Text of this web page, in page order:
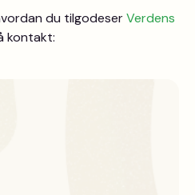
du tilgodeserVerdens
kontakt: